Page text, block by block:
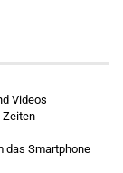
Videos
Zeiten
das Smartphone